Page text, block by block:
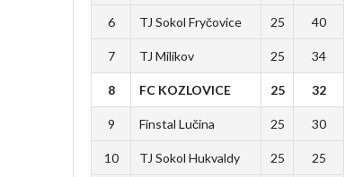
6 TJ Sokol Fryčovice 25 40
7 TJ Milíkov 25 34
8 FC KOZLOVICE 25 32
9 Finstal Lučina 25 30
10 TJ Sokol Hukvaldy 25 25